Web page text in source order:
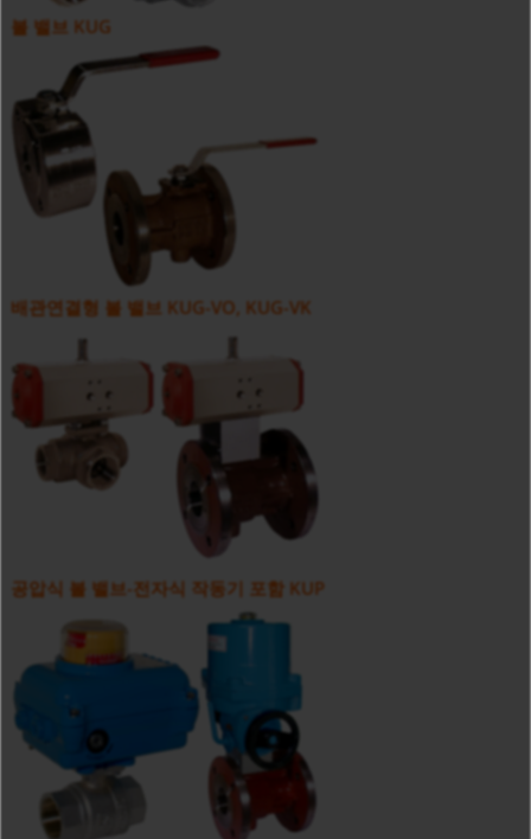
볼 밸브 KUG
배관연결형 볼 밸브 KUG-VO, KUG-VK
공압식 볼 밸브-전자식 작동기 포함 KUP